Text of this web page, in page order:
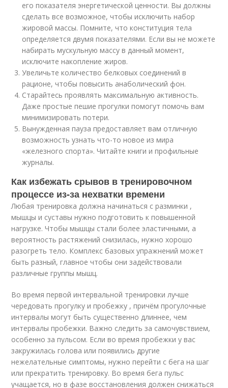
его показателя энергетической ценности. Вы должны
сделать все возможное, чтобы исключить набор
жировой массы. Помните, что конституция тела
определяется двумя показателями. Если вы не можете
набирать мускульную массу в данный момент,
исключите накопление жиров.
Увеличьте количество белковых соединений в
рационе, чтобы повысить анаболический фон.
Старайтесь проявлять максимальную активность.
Даже простые пешие прогулки помогут помочь вам
минимизировать потери.
Вынужденная пауза предоставляет вам отличную
возможность узнать что-то новое из мира
«железного спорта». Читайте книги и профильные
журналы.
Как избежать срывов в тренировочном
процессе из-за нехватки времени
Любая тренировка должна начинаться с разминки ,
мышцы и суставы нужно подготовить к повышенной
нагрузке. Чтобы мышцы стали более эластичными, а
вероятность растяжений снизилась, нужно хорошо
разогреть тело. Комплекс базовых упражнений может
быть разный, главное чтобы они задействовали
различные группы мышц.
Во время первой интервальной тренировки лучше
чередовать прогулку и пробежку , причём прогулочные
интервалы могут быть существенно длиннее, чем
интервалы пробежки. Важно следить за самочувствием,
особенно за пульсом. Если во время пробежки у вас
закружилась голова или появились другие
нежелательные симптомы, нужно перейти с бега на шаг
или прекратить тренировку. Во время бега пульс
учащается, но в фазе восстановления должен снижаться